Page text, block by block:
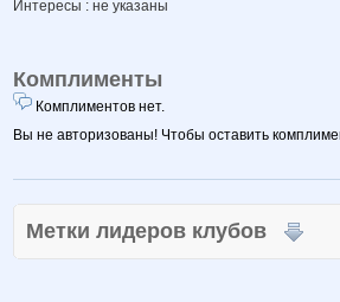
Интересы : не указаны
Комплименты
Комплиментов нет.
Вы не авторизованы! Чтобы оставить
Метки лидеров клубов